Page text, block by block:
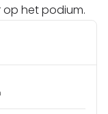
op het podium.